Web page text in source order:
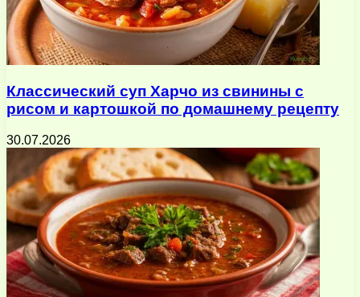
Классический суп Харчо из свинины с
рисом и картошкой по домашнему рецепту
30.07.2026